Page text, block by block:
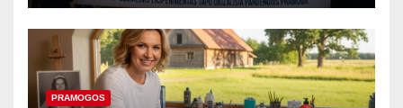
PRAMOGOS